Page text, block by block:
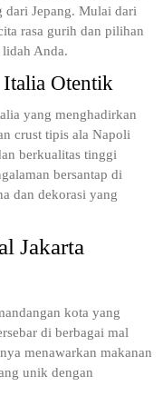
dari Jepang. Mulai dari
rasa gurih dan pilihan
Anda.
Otentik
yang menghadirkan
crust tipis ala Napoli
berkualitas tinggi
bersantap di
dan dekorasi yang
Jakarta
kota yang
di berbagai mal
menawarkan makanan
unik dengan